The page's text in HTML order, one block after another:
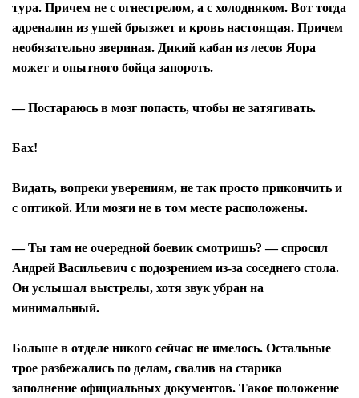
тура. Причем не с огнестрелом, а с холодняком. Вот тогда
адреналин из ушей брызжет и кровь настоящая. Причем
необязательно звериная. Дикий кабан из лесов Яора
может и опытного бойца запороть.
— Постараюсь в мозг попасть, чтобы не затягивать.
Бах!
Видать, вопреки уверениям, не так просто прикончить и
с оптикой. Или мозги не в том месте расположены.
— Ты там не очередной боевик смотришь? — спросил
Андрей Васильевич с подозрением из-за соседнего стола.
Он услышал выстрелы, хотя звук убран на
минимальный.
Больше в отделе никого сейчас не имелось. Остальные
трое разбежались по делам, свалив на старика
заполнение официальных документов. Такое положение